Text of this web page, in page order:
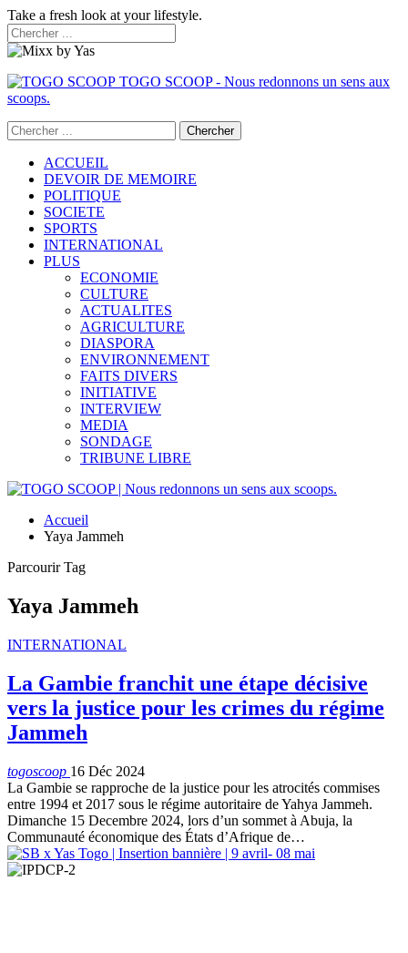
Take a fresh look at your lifestyle.
TOGO SCOOP - Nous redonnons un sens aux
scoops.
ACCUEIL
DEVOIR DE MEMOIRE
POLITIQUE
SOCIETE
SPORTS
INTERNATIONAL
PLUS
ECONOMIE
CULTURE
ACTUALITES
AGRICULTURE
DIASPORA
ENVIRONNEMENT
FAITS DIVERS
INITIATIVE
INTERVIEW
MEDIA
SONDAGE
TRIBUNE LIBRE
Accueil
Yaya Jammeh
Parcourir Tag
Yaya Jammeh
INTERNATIONAL
La Gambie franchit une étape décisive
vers la justice pour les crimes du régime
Jammeh
togoscoop 16 Déc 2024
La Gambie se rapproche de la justice pour les atrocités commises
entre 1994 et 2017 sous le régime autoritaire de Yahya Jammeh.
Dimanche 15 Decembre 2024, lors d’un sommet à Abuja, la
Communauté économique des États d’Afrique de…